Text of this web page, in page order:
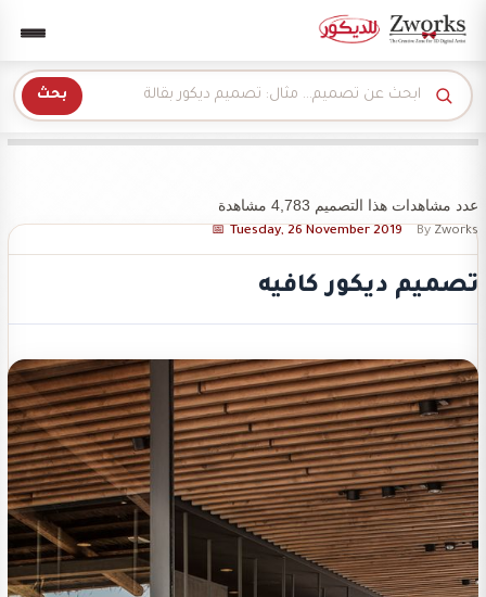
عدد مشاهدات هذا التصميم 4,783 مشاهدة
Tuesday, 26 November 2019 By Zworks
تصميم ديكور كافيه
Zworks للديكور
بحث